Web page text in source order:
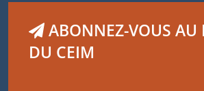
ABONNEZ-VOUS AU
DU CEIM